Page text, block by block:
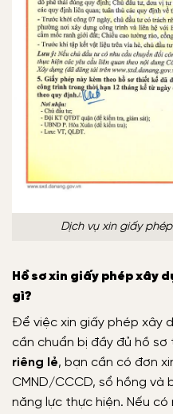
Dịch vụ xin giấy
Hồ sơ xin giấy phép xây
gì?
Để việc xin giấy phép xây
cần chuẩn bị đầy đủ hồ
riêng lẻ, bạn cần có đơn
CMND/CCCD, sổ hồng và
năng lực thực hiện. Nếu